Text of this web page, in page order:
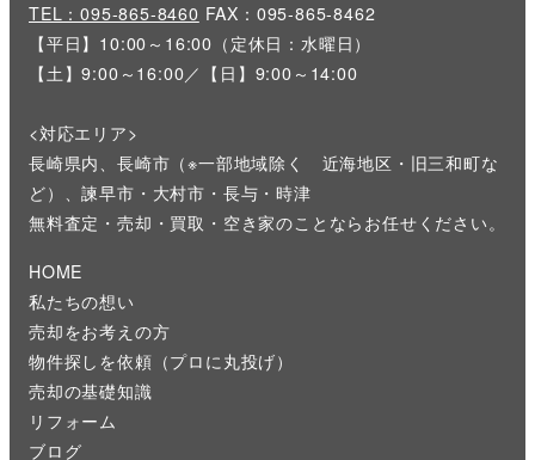
TEL：095-865-8460 FAX：095-865-8462
【平日】10:00～16:00（定休日：水曜日）
【土】9:00～16:00／【日】9:00～14:00
<対応エリア>
長崎県内、長崎市（※一部地域除く 近海地区・旧三和町な
ど）、諫早市・大村市・長与・時津
無料査定・売却・買取・空き家のことならお任せください。
HOME
私たちの想い
売却をお考えの方
物件探しを依頼（プロに丸投げ）
売却の基礎知識
リフォーム
ブログ